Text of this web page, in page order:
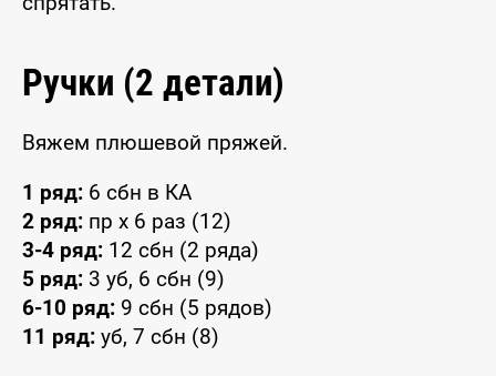
Ручки (2 детали)
Вяжем плюшевой пряжей.
1 ряд: 6 сбн в КА
2 ряд: пр x 6 раз (12)
3-4 ряд: 12 сбн (2 ряда)
5 ряд: 3 уб, 6 сбн (9)
6-10 ряд: 9 сбн (5 рядов)
11 ряд: уб, 7 сбн (8)